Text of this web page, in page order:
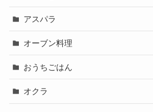
アスパラ
オーブン料理
おうちごはん
オクラ